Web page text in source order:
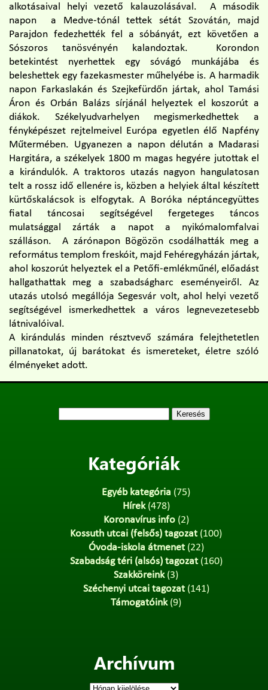
alkotásaival helyi vezető kalauzolásával. A második
napon a Medve-tónál tettek sétát Szovátán, majd
Parajdon fedezhették fel a sóbányát, ezt követően a
Sószoros tanösvényén kalandoztak. Korondon
betekintést nyerhettek egy sóvágó munkájába és
beleshettek egy fazekasmester műhelyébe is. A harmadik
napon Farkaslakán és Szejkefürdőn jártak, ahol Tamási
Áron és Orbán Balázs sírjánál helyeztek el koszorút a
diákok. Székelyudvarhelyen megismerkedhettek a
fényképészet rejtelmeivel Európa egyetlen élő Napfény
Műtermében. Ugyanezen a napon délután a Madarasi
Hargitára, a székelyek 1800 m magas hegyére jutottak el
a kirándulók. A traktoros utazás nagyon hangulatosan
telt a rossz idő ellenére is, közben a helyiek által készített
kürtőskalácsok is elfogytak. A Boróka néptáncegyüttes
fiatal táncosai segítségével fergeteges táncos
mulatsággal zárták a napot a nyikómalomfalvai
szálláson. A zárónapon Bögözön csodálhatták meg a
református templom freskóit, majd Fehéregyházán jártak,
ahol koszorút helyeztek el a Petőfi-emlékműnél, előadást
hallgathattak meg a szabadságharc eseményeiről. Az
utazás utolsó megállója Segesvár volt, ahol helyi vezető
segítségével ismerkedhettek a város legnevezetesebb
látnivalóival.
A kirándulás minden résztvevő számára felejthetetlen
pillanatokat, új barátokat és ismereteket, életre szóló
élményeket adott.
Kategóriák
Egyéb kategória (75)
Hírek(478)
Koronavírus info(2)
Kossuth utcai (felsős) tagozat(100)
Óvoda-iskola átmenet(22)
Szabadság téri (alsós) tagozat(160)
Szakköreink(3)
Széchenyi utcai tagozat(141)
Támogatóink(9)
Archívum
Archívum